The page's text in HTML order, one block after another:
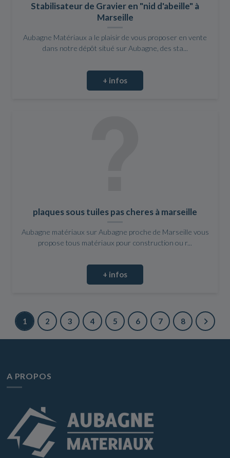
Stabilisateur de Gravier en "nid d'abeille" à
Marseille
Aubagne Matériaux a le plaisir de vous proposer en vente
dans notre dépôt situé sur Aubagne, des sta...
+ infos
plaques sous tuiles pas cheres à marseille
Aubagne matériaux sur Aubagne proche de Marseille vous
propose tous matériaux pour construction ou r...
+ infos
1 2 3 4 5 6 7 8
A PROPOS